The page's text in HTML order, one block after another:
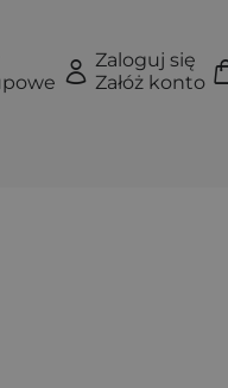
Zaloguj się
Załóż konto